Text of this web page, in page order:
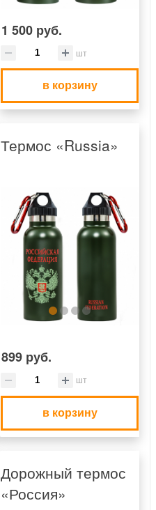
1 500 руб.
шт
в корзину
Термос «Russia»
899 руб.
шт
в корзину
Дорожный термос
«Россия»